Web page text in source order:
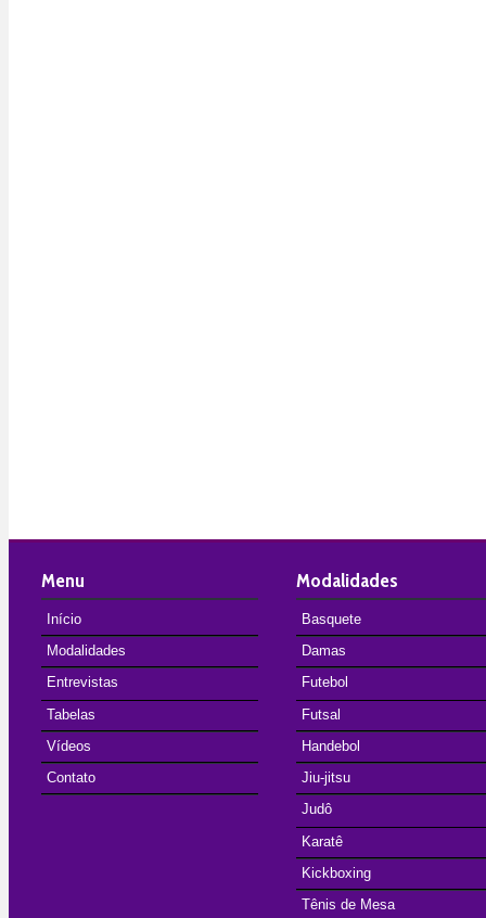
Menu
Início
Modalidades
Entrevistas
Tabelas
Vídeos
Contato
Modalidades
Basquete
Damas
Futebol
Futsal
Handebol
Jiu-jitsu
Judô
Karatê
Kickboxing
Tênis de Mesa